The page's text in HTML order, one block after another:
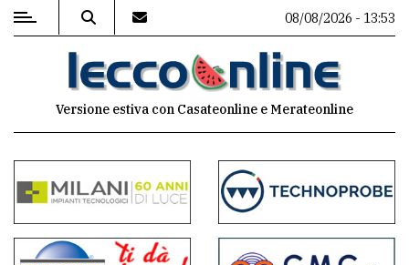
MENU
commenti
Contenuti
del
08/08/2026 - 13:53
Versione estiva con Casateonline e Merateonline